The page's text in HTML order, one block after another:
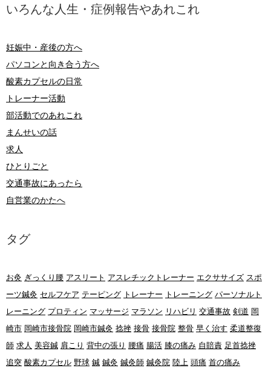
いろんな人生・症例報告やあれこれ
妊娠中・産後の方へ
パソコンと向き合う方へ
酸素カプセルの日常
トレーナー活動
部活動でのあれこれ
まんせいの話
求人
ひとりごと
交通事故にあったら
自営業のかたへ
タグ
お灸 ぎっくり腰 アスリート アスレチックトレーナー エクササイズ スポ
ーツ鍼灸 セルフケア テーピング トレーナー トレーニング パーソナルト
レーニング プロティン マッサージ マラソン リハビリ 交通事故 剣道 岡
崎市 岡崎市接骨院 岡崎市鍼灸 捻挫 接骨 接骨院 整骨 早く治す 柔道整復
師 求人 美容鍼 肩こり 背中の張り 腰痛 腸活 膝の痛み 自賠責 足首捻挫
追突 酸素カプセル 野球 鍼 鍼灸 鍼灸師 鍼灸院 陸上 頭痛 首の痛み